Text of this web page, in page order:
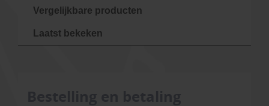
Vergelijkbare producten
Laatst bekeken